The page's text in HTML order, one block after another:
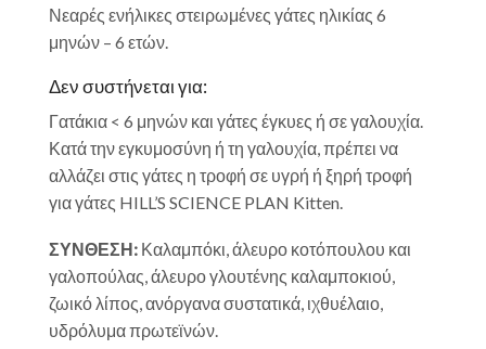
Νεαρές ενήλικες στειρωμένες γάτες ηλικίας 6
μηνών – 6 ετών.
Δεν συστήνεται για:
Γατάκια < 6 μηνών και γάτες έγκυες ή σε γαλουχία.
Κατά την εγκυμοσύνη ή τη γαλουχία, πρέπει να
αλλάζει στις γάτες η τροφή σε υγρή ή ξηρή τροφή
για γάτες HILL’S SCIENCE PLAN Kitten.
ΣΥΝΘΕΣΗ: Καλαμπόκι, άλευρο κοτόπουλου και
γαλοπούλας, άλευρο γλουτένης καλαμποκιού,
ζωικό λίπος, ανόργανα συστατικά, ιχθυέλαιο,
υδρόλυμα πρωτεϊνών.